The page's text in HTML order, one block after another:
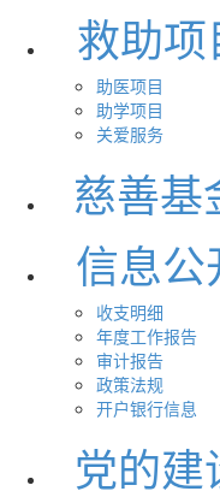
救助项
助医项目
助学项目
关爱服务
慈善基
信息公
收支明细
年度工作报告
审计报告
政策法规
开户银行信息
党的建